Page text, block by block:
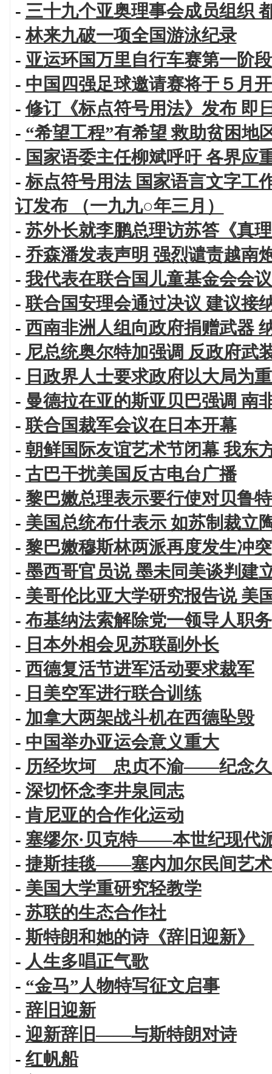
- 三十九个亚奥理事会成员组织
-林来九破一项全国游泳纪录
- 亚运环国万里自行车赛第一阶
- 中国四强足球邀请赛将于５月
-修订《标点符号用法》发布 即
- “希望工程”有希望 救助贫困地
- 国家语委主任柳斌呼吁 各界应
-标点符号用法 国家语言文字
订发布 （一九九○年三月）
- 苏外长就李鹏总理访苏答《真
- 乔森潘发表声明 强烈谴责越南
- 我代表在联合国儿童基金会会
-联合国安理会通过决议 建议接
- 西南非洲人组向政府捐赠武器
- 尼总统奥尔特加强调 反政府武
- 日政界人士要求政府以大局为
- 曼德拉在亚的斯亚贝巴强调 南
-联合国裁军会议在日本开幕
- 朝鲜国际友谊艺术节闭幕 我东
- 古巴干扰美国反古电台广播
- 黎巴嫩总理表示要行使对贝鲁
- 美国总统布什表示 如苏制裁立
- 黎巴嫩穆斯林两派再度发生冲突
- 墨西哥官员说 墨未同美谈判建
- 美哥伦比亚大学研究报告说 美
- 布基纳法索解除党一领导人职务
- 日本外相会见苏联副外长
- 西德复活节进军活动要求裁军
- 日美空军进行联合训练
- 加拿大两架战斗机在西德坠毁
- 中国举办亚运会意义重大
- 历经坎坷 忠贞不渝——纪念久
- 深切怀念李井泉同志
- 肯尼亚的合作化运动
- 塞缪尔·贝克特——本世纪现代
-捷斯挂毯——塞内加尔民间艺
- 美国大学重研究轻教学
- 苏联的生态合作社
- 斯特朗和她的诗《辞旧迎新》
- 人生多唱正气歌
- “金马”人物特写征文启事
- 辞旧迎新
- 迎新辞旧——与斯特朗对诗
- 红帆船